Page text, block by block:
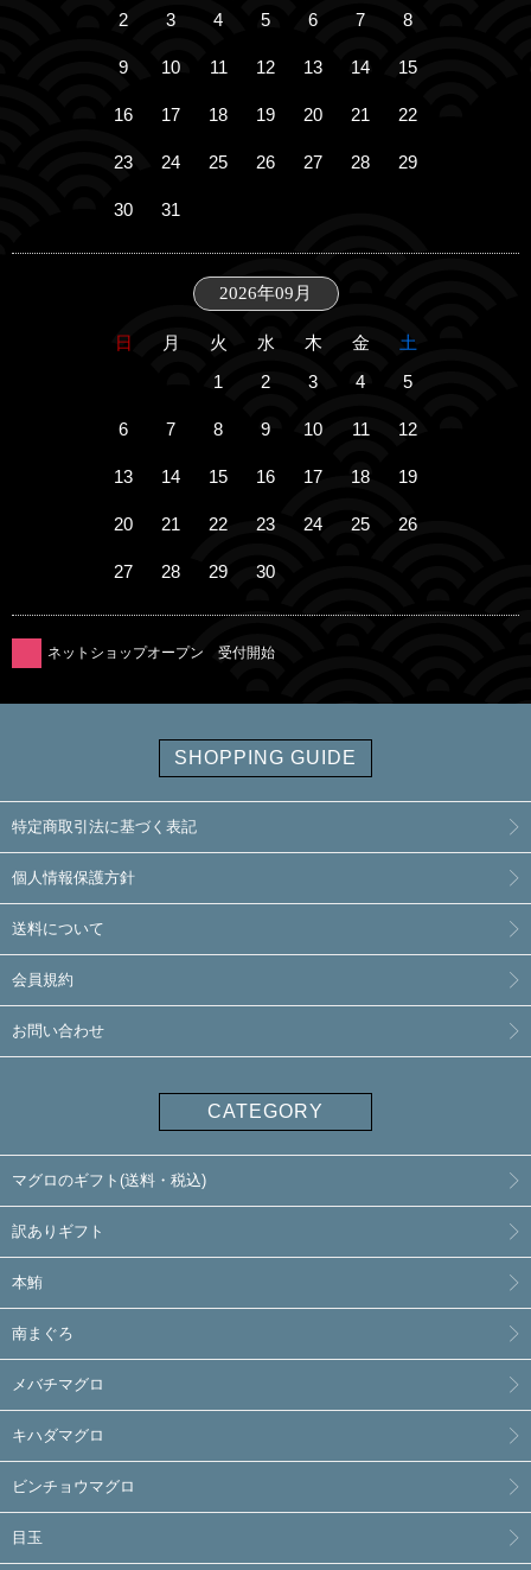
2 3 4 5 6 7 8
9 10 11 12 13 14 15
16 17 18 19 20 21 22
23 24 25 26 27 28 29
30 31
2026年09月
日 月 火 水 木 金
土
1
2 3 4 5
6 7 8 9 10 11 12
13 14 15 16 17 18 19
20 21 22 23 24 25 26
27 28 29 30
ネットショップオープン 受付開始
SHOPPING GUIDE
特定商取引法に基づく表記
個人情報保護方針
送料について
会員規約
お問い合わせ
CATEGORY
マグロのギフト(送料・税込)
訳ありギフト
本鮪
南まぐろ
メバチマグロ
キハダマグロ
ビンチョウマグロ
目玉